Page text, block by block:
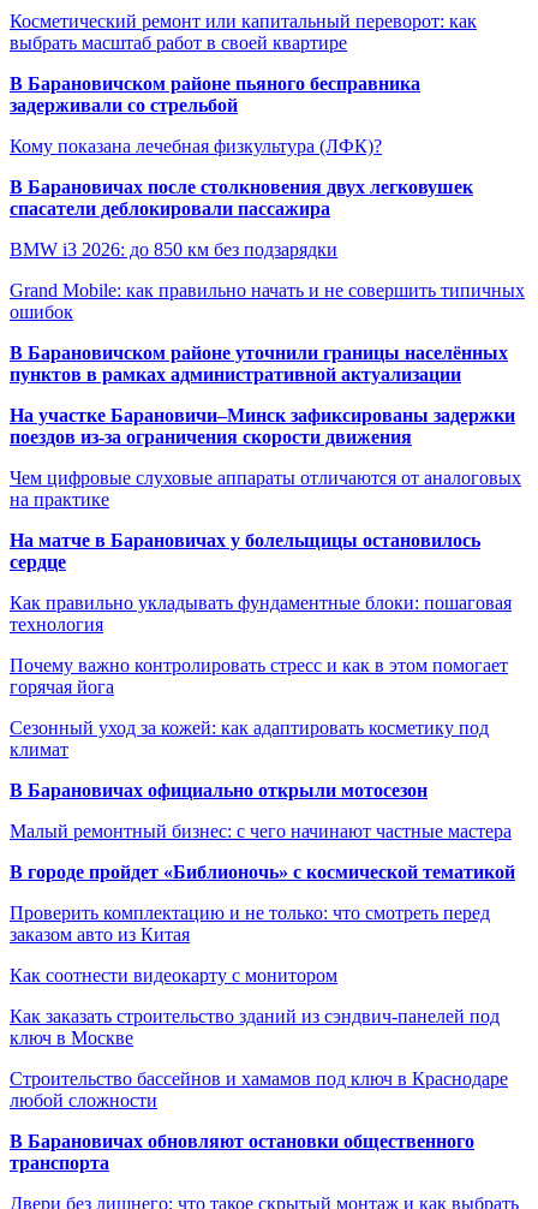
Косметический ремонт или капитальный переворот: как
выбрать масштаб работ в своей квартире
В Барановичском районе пьяного бесправника
задерживали со стрельбой
Кому показана лечебная физкультура (ЛФК)?
В Барановичах после столкновения двух легковушек
спасатели деблокировали пассажира
BMW i3 2026: до 850 км без подзарядки
Grand Mobile: как правильно начать и не совершить типичных
ошибок
В Барановичском районе уточнили границы населённых
пунктов в рамках административной актуализации
На участке Барановичи–Минск зафиксированы задержки
поездов из-за ограничения скорости движения
Чем цифровые слуховые аппараты отличаются от аналоговых
на практике
На матче в Барановичах у болельщицы остановилось
сердце
Как правильно укладывать фундаментные блоки: пошаговая
технология
Почему важно контролировать стресс и как в этом помогает
горячая йога
Сезонный уход за кожей: как адаптировать косметику под
климат
В Барановичах официально открыли мотосезон
Малый ремонтный бизнес: с чего начинают частные мастера
В городе пройдет «Библионочь» с космической тематикой
Проверить комплектацию и не только: что смотреть перед
заказом авто из Китая
Как соотнести видеокарту с монитором
Как заказать строительство зданий из сэндвич-панелей под
ключ в Москве
Строительство бассейнов и хамамов под ключ в Краснодаре
любой сложности
В Барановичах обновляют остановки общественного
транспорта
Двери без лишнего: что такое скрытый монтаж и как выбрать